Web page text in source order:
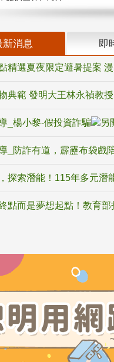
新消息 即
精選夏夜限定避暑提案
典範 發明大王林永禎教
_楊小黎-假投資詐騙
_防詐有道，霹靂布袋戲
探索潛能！115年多元潛
點而是夢想起點！教育